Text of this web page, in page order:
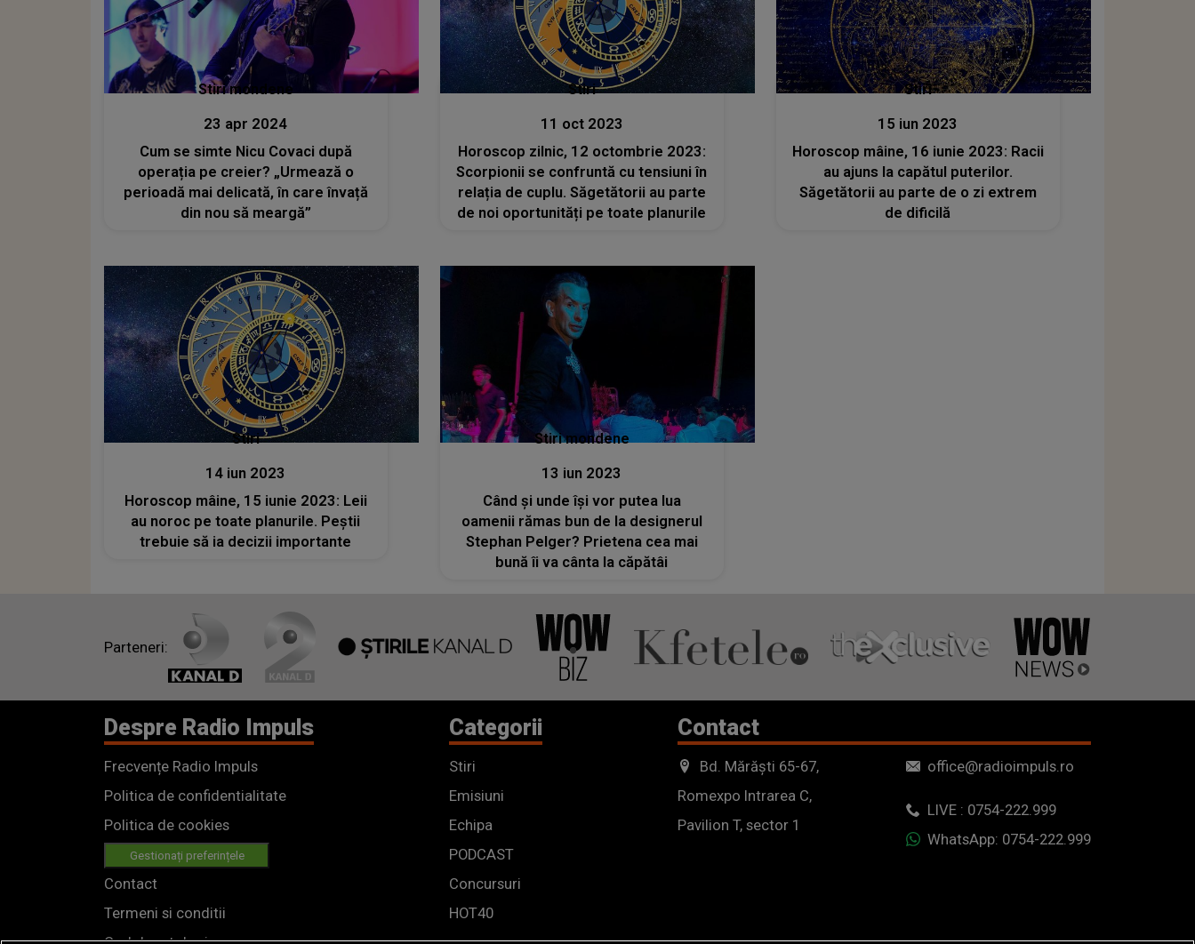
Stiri mondene
23 apr 2024
Cum se simte Nicu Covaci după
operația pe creier? „Urmează o
perioadă mai delicată, în care învață
din nou să meargă”
Stiri
11 oct 2023
Horoscop zilnic, 12 octombrie 2023:
Scorpionii se confruntă cu tensiuni în
relația de cuplu. Săgetătorii au parte
de noi oportunități pe toate planurile
Stiri
15 iun 2023
Horoscop mâine, 16 iunie 2023: Racii
au ajuns la capătul puterilor.
Săgetătorii au parte de o zi extrem
de dificilă
Stiri
14 iun 2023
Horoscop mâine, 15 iunie 2023: Leii
au noroc pe toate planurile. Peștii
trebuie să ia decizii importante
Stiri mondene
13 iun 2023
Când și unde își vor putea lua
oamenii rămas bun de la designerul
Stephan Pelger? Prietena cea mai
bună îi va cânta la căpătâi
Parteneri:
Despre Radio Impuls
Frecvențe Radio Impuls
Politica de confidentialitate
Politica de cookies
Gestionați preferințele
Contact
Termeni si conditii
Categorii
Stiri
Emisiuni
Echipa
PODCAST
Concursuri
HOT40
Contact
Bd. Mărăști 65-67,
Romexpo Intrarea C,
Pavilion T, sector 1
office@radioimpuls.ro
LIVE : 0754-222.999
WhatsApp: 0754-222.999